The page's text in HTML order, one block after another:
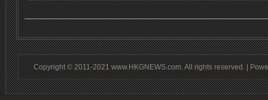
Copyright © 2011-2021 www.HKGNEWS.com. All rights reserved. |